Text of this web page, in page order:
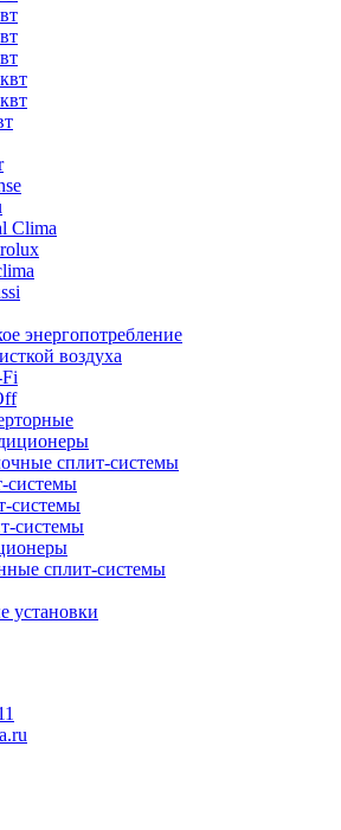
Clima
энергопотребление
воздуха
​сплит-системы
системы
системы
системы
сплит-системы
установки